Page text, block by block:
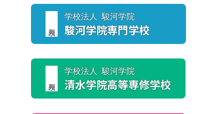
学校法人 駿河学院
駿河学院専門学校
学校法人 駿河学院
清水学院高等専修学校